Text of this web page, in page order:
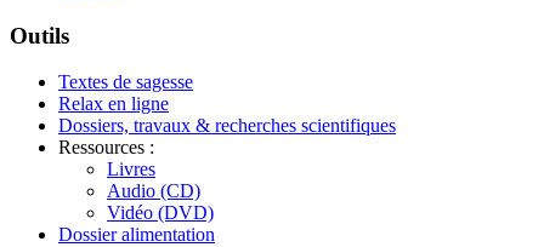
Outils
Textes de sagesse
Relax en ligne
Dossiers, travaux & recherches scientifiques
Ressources :
Livres
Audio (CD)
Vidéo (DVD)
Dossier alimentation